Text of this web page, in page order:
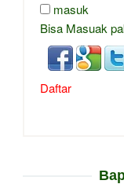
masuk
Bisa Masuak
Daftar